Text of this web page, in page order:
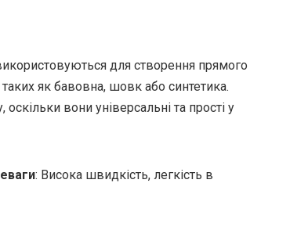
для створення прямого
як бавовна, шовк або синтетика.
вони універсальні та прості у
: Висока швидкість, легкість в